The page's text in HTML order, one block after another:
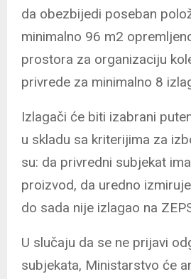
da obezbijedi poseban
minimalno 96 m2
prostora za organizaciju
privrede za minimalno 8
Izlagači će biti izabrani
u skladu sa kriterijima za
su: da privredni subjekat
proizvod, da uredno
do sada nije izlagao na
U slučaju da se ne prijavi
subjekata, Ministarstvo će